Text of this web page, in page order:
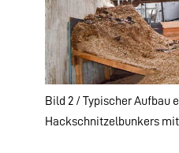
Bild 2 / Typischer Aufbau
Hackschnitzelbunkers